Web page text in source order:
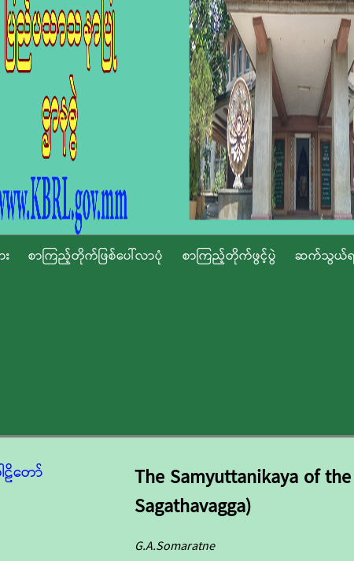
စာကြည့်တိုက်ဖြစ်ပေါ်လာပုံ စာကြည့်တိုက်ဖွင့်ပွဲ ဆက်သွယ်
ဠိတော်
The Samyuttanikaya of
Sagathavagga)
G.A.Somaratne